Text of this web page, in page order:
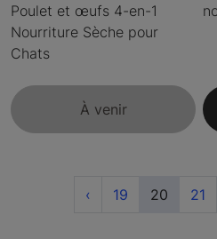
Poulet et œufs 4-en-1
Nourriture Sèche pour
Chats
À venir
‹ Previous
19 20(current)
21